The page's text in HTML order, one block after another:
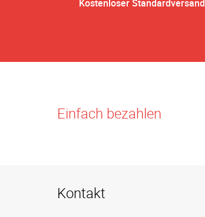
Kostenloser Standardversand
Einfach bezahlen
Kontakt